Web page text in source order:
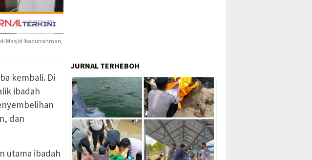
Masjid Ibadurrahman,
kembali. Di
ibadah
dan
utama ibadah
JURNAL TERHEBOH